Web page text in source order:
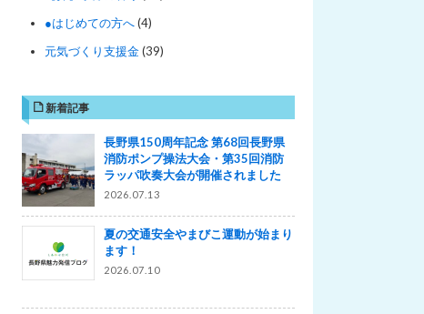
●はじめての方へ(4)
元気づくり支援金(39)
新着記事
長野県150周年記念 第68回長野県
消防ポンプ操法大会・第35回消防
ラッパ吹奏大会が開催されました
2026.07.13
夏の交通安全やまびこ運動が始まり
ます！
2026.07.10